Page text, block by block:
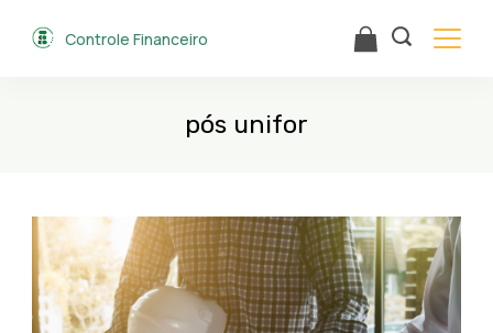
Controle Financeiro
pós unifor